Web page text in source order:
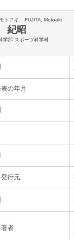
トアキ FUJITA, Motoaki
紀昭
学部 スポーツ科学科
の年月
行元
者